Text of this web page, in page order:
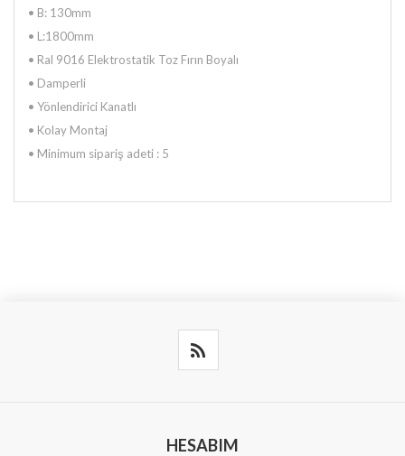
• B: 130mm
• L:1800mm
• Ral 9016 Elektrostatik Toz Fırın Boyalı
• Damperli
• Yönlendirici Kanatlı
• Kolay Montaj
• Minimum sipariş adeti : 5
HESABIM